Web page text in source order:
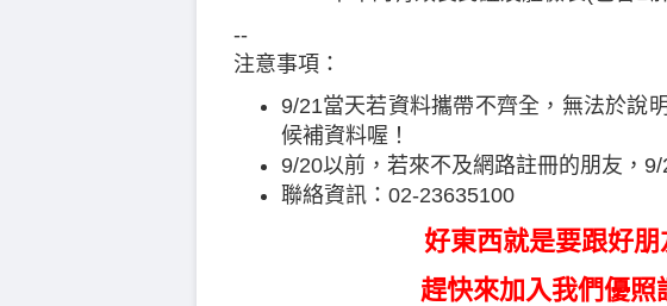
--
注意事項：
9/21當天若資料攜帶不齊全，無法於說
候補資料喔！
9/20以前，若來不及網路註冊的朋友，
聯絡資訊：02-23635100
好東西就是要跟好
趕快來加入我們優